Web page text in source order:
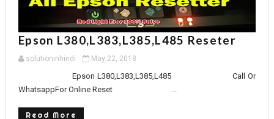
Epson L380,l383,l385,l485 Reseter
solutioninhindi May 22, 2018
Epson L380,L383,L385,L485 Call Or
WhatsappFor Online Reset ...
Read More